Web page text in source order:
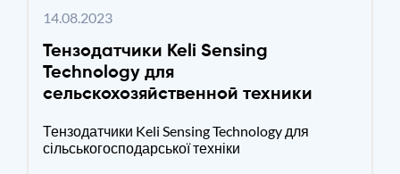
14.08.2023
Тензодатчики Keli Sensing
Technology для
сельскохозяйственной техники
Тензодатчики Keli Sensing Technology для
сільськогосподарської техніки